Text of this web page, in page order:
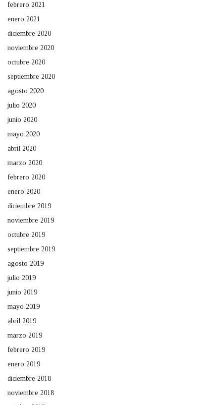
febrero 2021
enero 2021
diciembre 2020
noviembre 2020
octubre 2020
septiembre 2020
agosto 2020
julio 2020
junio 2020
mayo 2020
abril 2020
marzo 2020
febrero 2020
enero 2020
diciembre 2019
noviembre 2019
octubre 2019
septiembre 2019
agosto 2019
julio 2019
junio 2019
mayo 2019
abril 2019
marzo 2019
febrero 2019
enero 2019
diciembre 2018
noviembre 2018